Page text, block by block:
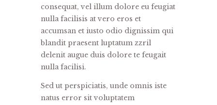
consequat, vel illum dolore eu feugiat
nulla facilisis at vero eros et
accumsan et iusto odio dignissim qui
blandit praesent luptatum zzril
delenit augue duis dolore te feugait
nulla facilisi.
Sed ut perspiciatis, unde omnis iste
natus error sit voluptatem